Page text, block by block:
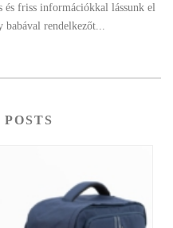
és friss információkkal lássunk el
rendelkezőt...